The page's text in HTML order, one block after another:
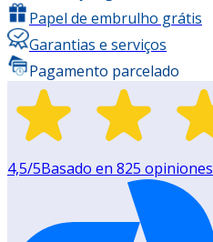
Papel de embrulho grátis
Garantias e serviços
Pagamento parcelado
4,5/5Basado en 825 opiniones